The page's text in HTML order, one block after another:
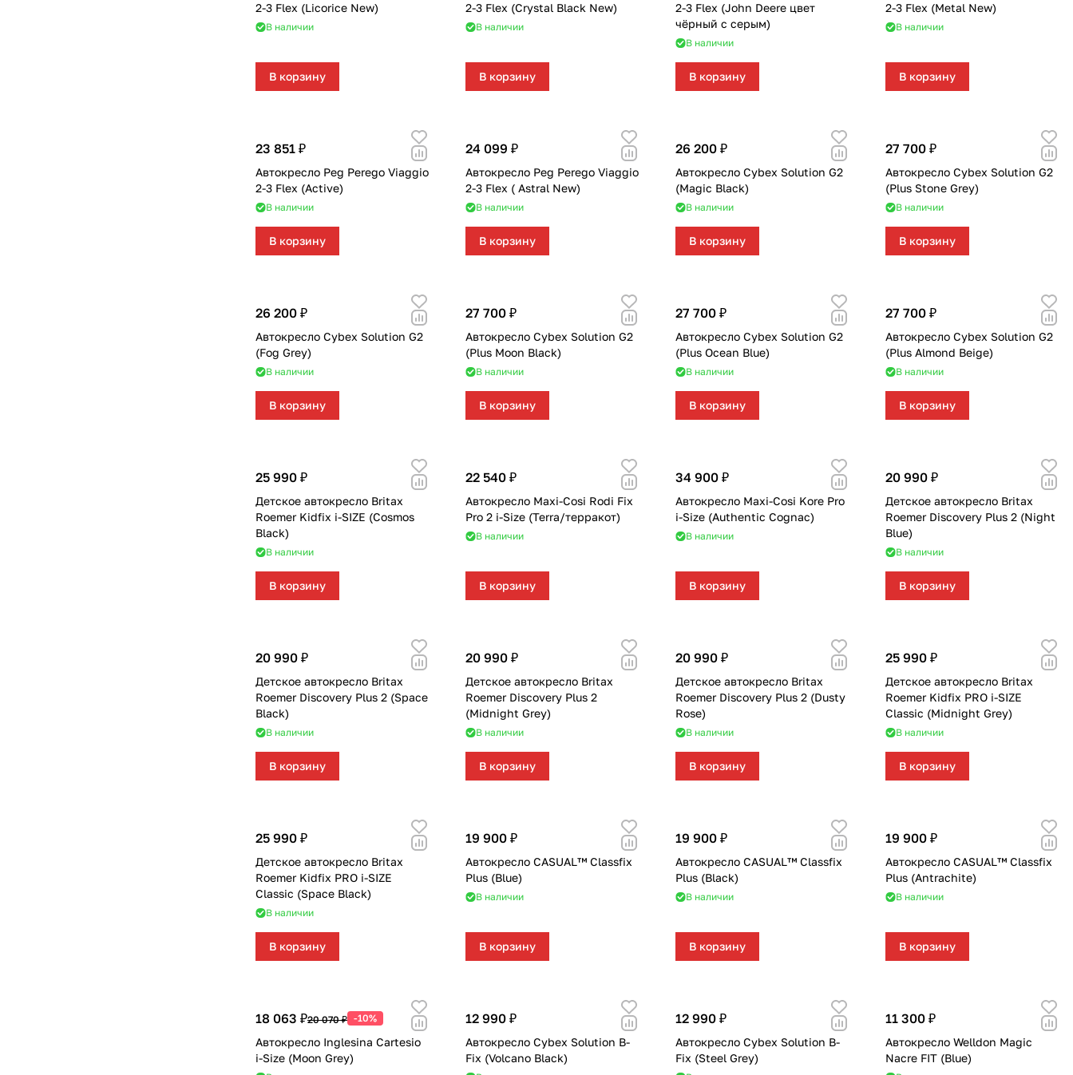
2-3 Flex (Licorice New)
В наличии
В корзину
2-3 Flex (Crystal Black New)
В наличии
В корзину
2-3 Flex (John Deere цвет
чёрный с серым)
В наличии
В корзину
2-3 Flex (Metal New)
В наличии
В корзину
23 851 ₽
Автокресло Peg Perego Viaggio
2-3 Flex (Active)
В наличии
В корзину
24 099 ₽
Автокресло Peg Perego Viaggio
2-3 Flex ( Astral New)
В наличии
В корзину
26 200 ₽
Автокресло Cybex Solution G2
(Magic Black)
В наличии
В корзину
27 700 ₽
Автокресло Cybex Solution G2
(Plus Stone Grey)
В наличии
В корзину
26 200 ₽
Автокресло Cybex Solution G2
(Fog Grey)
В наличии
В корзину
27 700 ₽
Автокресло Cybex Solution G2
(Plus Moon Black)
В наличии
В корзину
27 700 ₽
Автокресло Cybex Solution G2
(Plus Ocean Blue)
В наличии
В корзину
27 700 ₽
Автокресло Cybex Solution G2
(Plus Almond Beige)
В наличии
В корзину
25 990 ₽
Детское автокресло Britax
Roemer Kidfix i-SIZE (Cosmos
Black)
В наличии
В корзину
22 540 ₽
Автокресло Maxi-Cosi Rodi Fix
Pro 2 i-Size (Terra/терракот)
В наличии
В корзину
34 900 ₽
Автокресло Maxi-Cosi Kore Pro
i-Size (Authentic Cognac)
В наличии
В корзину
20 990 ₽
Детское автокресло Britax
Roemer Discovery Plus 2 (Night
Blue)
В наличии
В корзину
20 990 ₽
Детское автокресло Britax
Roemer Discovery Plus 2 (Space
Black)
В наличии
В корзину
20 990 ₽
Детское автокресло Britax
Roemer Discovery Plus 2
(Midnight Grey)
В наличии
В корзину
20 990 ₽
Детское автокресло Britax
Roemer Discovery Plus 2 (Dusty
Rose)
В наличии
В корзину
25 990 ₽
Детское автокресло Britax
Roemer Kidfix PRO i-SIZE
Classic (Midnight Grey)
В наличии
В корзину
25 990 ₽
Детское автокресло Britax
Roemer Kidfix PRO i-SIZE
Classic (Space Black)
В наличии
В корзину
19 900 ₽
Автокресло CASUAL™ Classfix
Plus (Blue)
В наличии
В корзину
19 900 ₽
Автокресло CASUAL™ Classfix
Plus (Black)
В наличии
В корзину
19 900 ₽
Автокресло CASUAL™ Classfix
Plus (Antrachite)
В наличии
В корзину
18 063 ₽20 070 ₽ -10%
Автокресло Inglesina Cartesio
i-Size (Moon Grey)
12 990 ₽
Автокресло Cybex Solution B-
Fix (Volcano Black)
12 990 ₽
Автокресло Cybex Solution B-
Fix (Steel Grey)
11 300 ₽
Автокресло Welldon Magic
Nacre FIT (Blue)